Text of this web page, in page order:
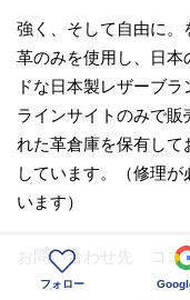
強く、そして自由に。
革のみを使用し、日本
ドな日本製レザーブ
ラインサイトのみで販
れた革倉庫を保有して
しています。（修理
います）
お問い合わせ先 ココ
フォロー